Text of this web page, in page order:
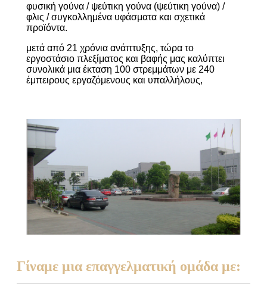
φυσική γούνα / ψεύτικη γούνα (ψεύτικη γούνα) /
φλις / συγκολλημένα υφάσματα και σχετικά
προϊόντα.
μετά από 21 χρόνια ανάπτυξης, τώρα το
εργοστάσιο πλεξίματος και βαφής μας καλύπτει
συνολικά μια έκταση 100 στρεμμάτων με 240
έμπειρους εργαζόμενους και υπαλλήλους,
Γίναμε μια επαγγελματική ομάδα με: